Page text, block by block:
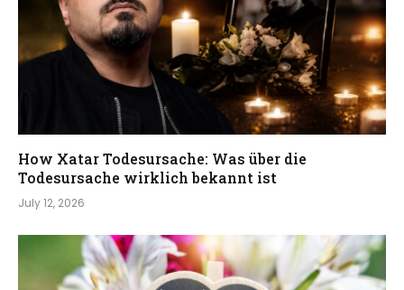
How Xatar Todesursache: Was über die
Todesursache wirklich bekannt ist
July 12, 2026